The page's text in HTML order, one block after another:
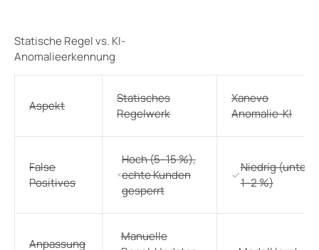
Statische Regel vs. KI-
Anomalieerkennung
Aspekt
Statisches
Regelwerk
Xanevo
Anomalie-KI
False
Positives
Hoch (5–15 %),
echte Kunden
gesperrt
Niedrig (unter
1–2 %)
Anpassung
Manuelle